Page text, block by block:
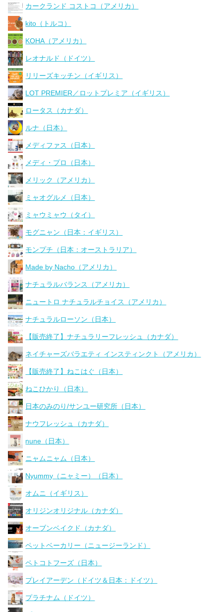
カークランド コストコ（アメリカ）
kito（トルコ）
KOHA（アメリカ）
レオナルド（ドイツ）
リリーズキッチン（イギリス）
LOT PREMIER／ロットプレミア（イギリス）
ロータス（カナダ）
ルナ（日本）
メディファス（日本）
メディ・プロ（日本）
メリック（アメリカ）
ミャオグルメ（日本）
ミャウミャウ（タイ）
モグニャン（日本：イギリス）
モンプチ（日本：オーストラリア）
Made by Nacho（アメリカ）
ナチュラルバランス（アメリカ）
ニュートロ ナチュラルチョイス（アメリカ）
ナチュラルローソン（日本）
【販売終了】ナチュラリーフレッシュ（カナダ）
ネイチャーズバラエティ インスティンクト（アメリカ）
【販売終了】ねこはぐ（日本）
ねこひかり（日本）
日本のみのり/サンユー研究所（日本）
ナウフレッシュ（カナダ）
nune（日本）
ニャムニャム（日本）
Nyummy（ニャミー）（日本）
オムニ（イギリス）
オリジンオリジナル（カナダ）
オーブンベイクド（カナダ）
ペットベーカリー（ニュージーランド）
ペトコトフーズ（日本）
プレイアーデン（ドイツ＆日本：ドイツ）
プラチナム（ドイツ）